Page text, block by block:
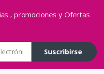
, promociones y Ofertas
Suscribirse